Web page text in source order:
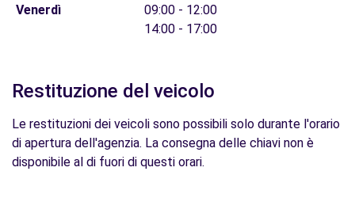
Venerdì
09:00 - 12:00
14:00 - 17:00
Restituzione del veicolo
Le restituzioni dei veicoli sono possibili solo durante l'orario
di apertura dell'agenzia. La consegna delle chiavi non è
disponibile al di fuori di questi orari.